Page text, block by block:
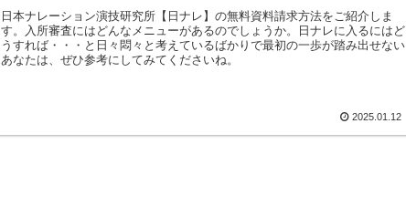
日本ナレーション演技研究所【日ナレ】の無料資料請求方法をご紹介しま
す。入所審査にはどんなメニューがあるのでしょうか。日ナレに入るにはど
うすれば・・・と日々悶々と考えているばかりで最初の一歩が踏み出せない
あなたは、ぜひ参考にしてみてくださいね。
2025.01.12